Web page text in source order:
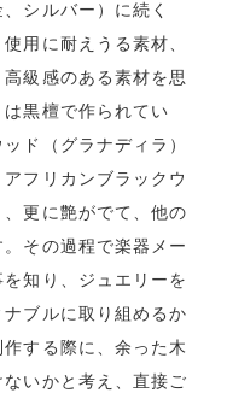
シルバー）に続く
用に耐えうる素材、
級感のある素材を思
黒檀で作られてい
ド（グラナディラ）
フリカンブラックウ
更に艶がでて、他の
その過程で楽器メー
知り、ジュエリーを
ブルに取り組めるか
する際に、余った木
いかと考え、直接ご